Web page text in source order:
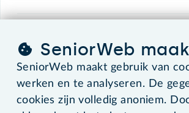
SeniorWeb.De computerhulp
©2026 SeniorWeb
SeniorWeb
SeniorWeb maakt gebruik van
werken en te analyseren. De
cookies zijn volledig anoniem.